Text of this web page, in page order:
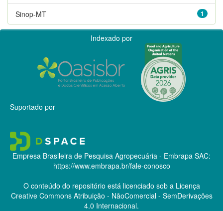
1
Sinop-MT
Indexado por
Suportado por
Empresa Brasileira de Pesquisa Agropecuária - Embrapa SAC:
https://www.embrapa.br/fale-conosco
O conteúdo do repositório está licenciado sob a Licença
Creative CommonsAtribuição - NãoComercial - SemDerivações
4.0 Internacional.